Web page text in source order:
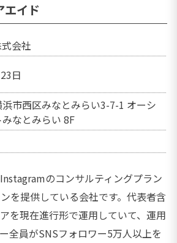
エイド
会社
日
市西区みなとみらい3-7-1 オーシ
なとみらい 8F
のコンサルティングプラン
を提供している会社です。代表者含
を現在進行形で運用していて、運用
全員がSNSフォロワー5万人以上を